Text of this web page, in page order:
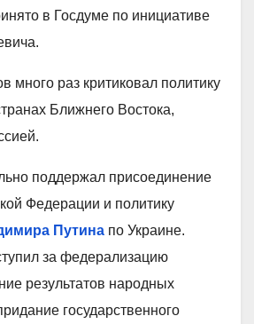
в Госдуме по инициативе
много раз критиковал политику
Ближнего Востока,
поддержал присоединение
Федерации и политику
Путина по Украине.
за федерализацию
результатов народных
государственного